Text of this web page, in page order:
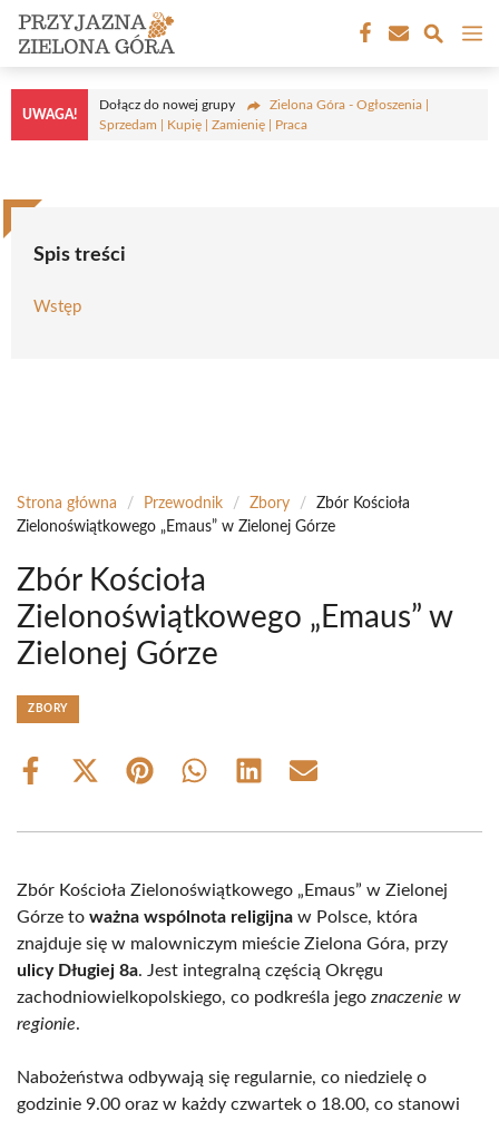
Przejdź
treści
UWAGA!
Dołącz do nowej grupy
Zielona Góra - Ogłoszenia |
Sprzedam | Kupię | Zamienię | Praca
Spis treści
Wstęp
Strona główna / Przewodnik / Zbory /
Zbór Kościoła
Zielonoświątkowego „Emaus” w Zielonej Górze
Zbór Kościoła
Zielonoświątkowego „Emaus” w
Zielonej Górze
ZBORY
Share
Share
(Twitter)
Share Share Share Share
Zbór Kościoła Zielonoświątkowego „Emaus” w Zielonej
Górze to ważna wspólnota religijna w Polsce, która
znajduje się w malowniczym mieście Zielona Góra, przy
ulicy Długiej 8a. Jest integralną częścią Okręgu
zachodniowielkopolskiego, co podkreśla jego znaczenie w
regionie.
Nabożeństwa odbywają się regularnie, co niedzielę o
godzinie 9.00 oraz w każdy czwartek o 18.00, co stanowi